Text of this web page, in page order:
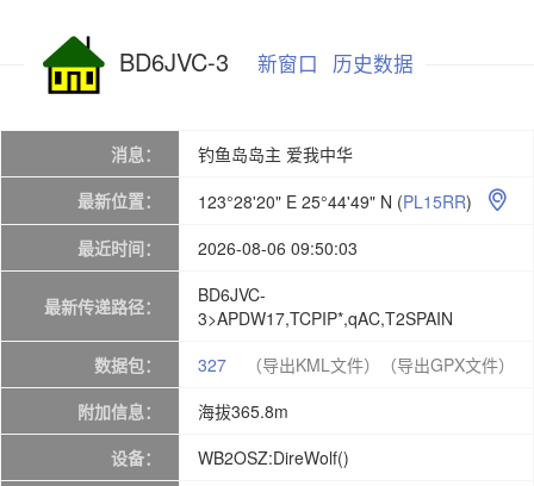
BD6JVC-3 新窗口 历史数据
消息：
钓鱼岛岛主 爱我中华
最新位置：
123°28'20" E 25°44'49" N (PL15RR) 
最近时间： 2026-08-06 09:50:03
最新传递路径：
BD6JVC-
3>APDW17,TCPIP*,qAC,T2SPAIN
数据包：
327 （导出KML文件）
（导出GPX文件）
附加信息：
海拔365.8m
设备：
WB2OSZ:DireWolf()